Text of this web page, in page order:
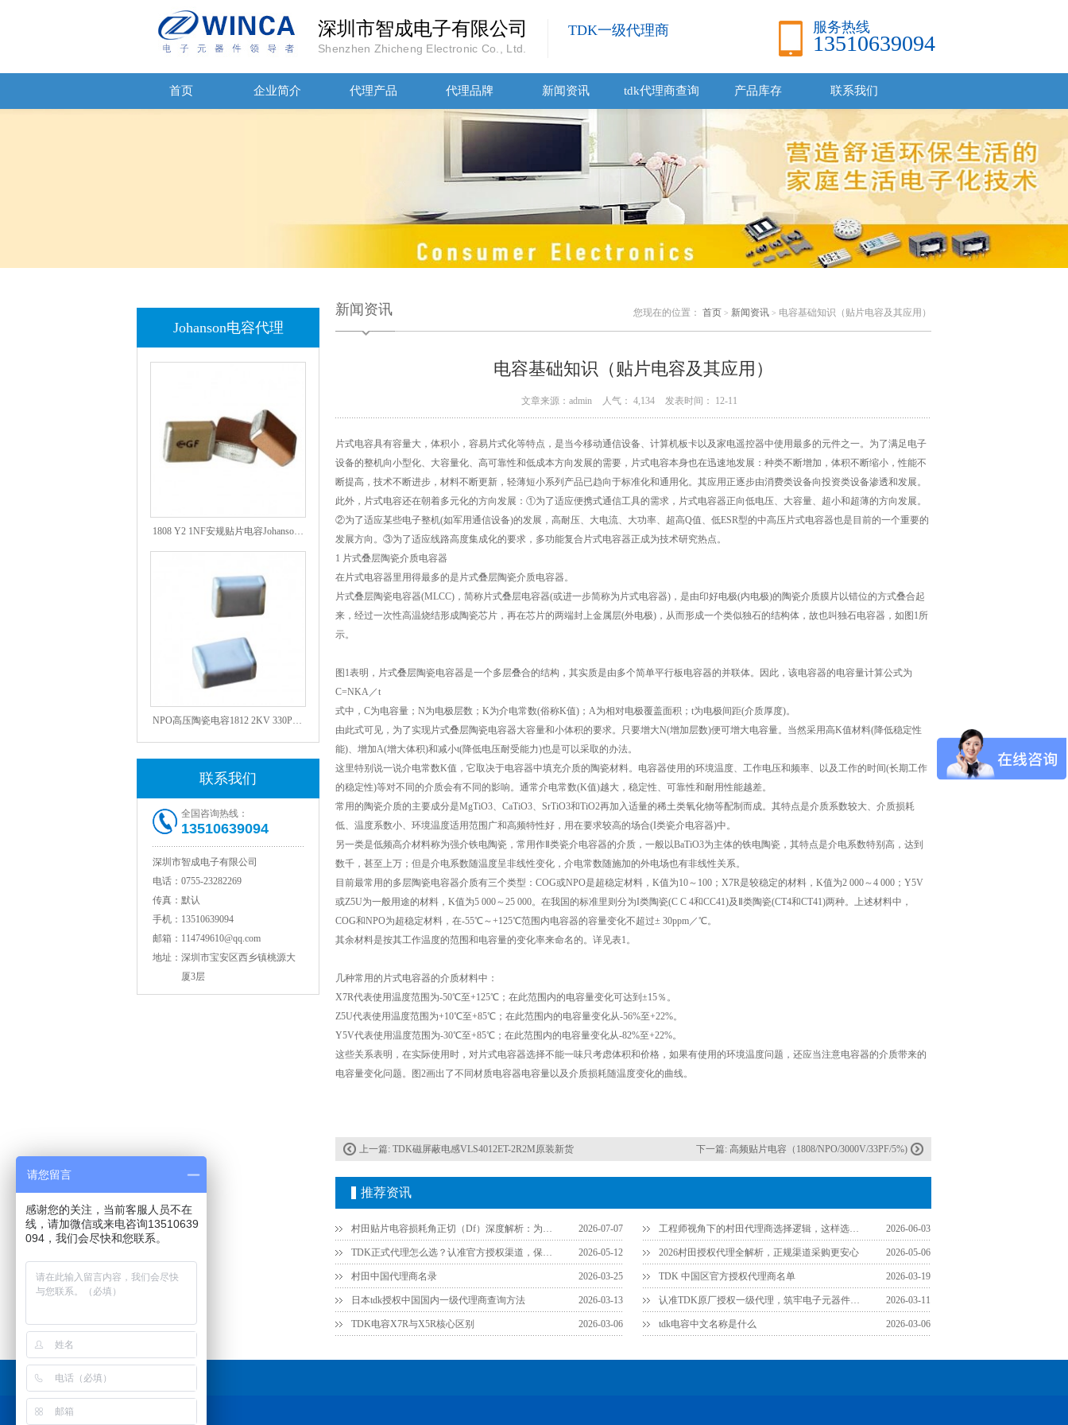
深圳市智成电子有限公司
Shenzhen Zhicheng Electronic Co., Ltd.
TDK一级代理商 服务热线
13510639094
首页 企业简介 代理产品 代理品牌 新闻资讯 tdk代理商查询 产品库存 联系我们
Johanson电容代理
1808 Y2 1NF安规贴片电容Johanson品牌
NPO高压陶瓷电容1812 2KV 330PF 5%精度
联系我们
全国咨询热线：
13510639094
深圳市智成电子有限公司
电话： 0755-23282269
传真： 默认
手机： 13510639094
邮箱： 114749610@qq.com
地址： 深圳市宝安区西乡镇桃源大
厦3层
新闻资讯 您现在的位置： 首页 > 新闻资讯 > 电容基础知识（贴片电容及其应用）
电容基础知识（贴片电容及其应用）
文章来源：admin 人气： 4,134 发表时间： 12-11
片式电容具有容量大，体积小，容易片式化等特点，是当今移动通信设备、计算机板卡以及家电遥控器中使用最多的元件之一。为了满足电子
设备的整机向小型化、大容量化、高可靠性和低成本方向发展的需要，片式电容本身也在迅速地发展：种类不断增加，体积不断缩小，性能不
断提高，技术不断进步，材料不断更新，轻薄短小系列产品已趋向于标准化和通用化。其应用正逐步由消费类设备向投资类设备渗透和发展。
此外，片式电容还在朝着多元化的方向发展：①为了适应便携式通信工具的需求，片式电容器正向低电压、大容量、超小和超薄的方向发展。
②为了适应某些电子整机(如军用通信设备)的发展，高耐压、大电流、大功率、超高Q值、低ESR型的中高压片式电容器也是目前的一个重要的
发展方向。③为了适应线路高度集成化的要求，多功能复合片式电容器正成为技术研究热点。
1 片式叠层陶瓷介质电容器
在片式电容器里用得最多的是片式叠层陶瓷介质电容器。
片式叠层陶瓷电容器(MLCC)，简称片式叠层电容器(或进一步简称为片式电容器)，是由印好电极(内电极)的陶瓷介质膜片以错位的方式叠合起
来，经过一次性高温烧结形成陶瓷芯片，再在芯片的两端封上金属层(外电极)，从而形成一个类似独石的结构体，故也叫独石电容器，如图1所
示。
图1表明，片式叠层陶瓷电容器是一个多层叠合的结构，其实质是由多个简单平行板电容器的并联体。因此，该电容器的电容量计算公式为
C=NKA／t
式中，C为电容量；N为电极层数；K为介电常数(俗称K值)；A为相对电极覆盖面积；t为电极间距(介质厚度)。
由此式可见，为了实现片式叠层陶瓷电容器大容量和小体积的要求。只要增大N(增加层数)便可增大电容量。当然采用高K值材料(降低稳定性
能)、增加A(增大体积)和减小t(降低电压耐受能力)也是可以采取的办法。
这里特别说一说介电常数K值，它取决于电容器中填充介质的陶瓷材料。电容器使用的环境温度、工作电压和频率、以及工作的时间(长期工作
的稳定性)等对不同的介质会有不同的影响。通常介电常数(K值)越大，稳定性、可靠性和耐用性能越差。
常用的陶瓷介质的主要成分是MgTiO3、CaTiO3、SrTiO3和TiO2再加入适量的稀土类氧化物等配制而成。其特点是介质系数较大、介质损耗
低、温度系数小、环境温度适用范围广和高频特性好，用在要求较高的场合(I类瓷介电容器)中。
另一类是低频高介材料称为强介铁电陶瓷，常用作Ⅱ类瓷介电容器的介质，一般以BaTiO3为主体的铁电陶瓷，其特点是介电系数特别高，达到
数千，甚至上万；但是介电系数随温度呈非线性变化，介电常数随施加的外电场也有非线性关系。
目前最常用的多层陶瓷电容器介质有三个类型：COG或NPO是超稳定材料，K值为10～100；X7R是较稳定的材料，K值为2 000～4 000；Y5V
或Z5U为一般用途的材料，K值为5 000～25 000。在我国的标准里则分为I类陶瓷(C C 4和CC41)及Ⅱ类陶瓷(CT4和CT41)两种。上述材料中，
COG和NPO为超稳定材料，在-55℃～+125℃范围内电容器的容量变化不超过± 30ppm／℃。
其余材料是按其工作温度的范围和电容量的变化率来命名的。详见表1。
几种常用的片式电容器的介质材料中：
X7R代表使用温度范围为-50℃至+125℃；在此范围内的电容量变化可达到±15％。
Z5U代表使用温度范围为+10℃至+85℃；在此范围内的电容量变化从-56%至+22%。
Y5V代表使用温度范围为-30℃至+85℃；在此范围内的电容量变化从-82%至+22%。
这些关系表明，在实际使用时，对片式电容器选择不能一味只考虑体积和价格，如果有使用的环境温度问题，还应当注意电容器的介质带来的
电容量变化问题。图2画出了不同材质电容器电容量以及介质损耗随温度变化的曲线。
上一篇: TDK磁屏蔽电感VLS4012ET-2R2M原装新货 下一篇: 高频贴片电容（1808/NPO/3000V/33PF/5%)
推荐资讯
村田贴片电容损耗角正切（Df）深度解析：为什么说它是衡量品质的关键参数？ 2026-07-07 工程师视角下的村田代理商选择逻辑，这样选少走弯路 2026-06-03
TDK正式代理怎么选？认准官方授权渠道，保障供应链安全 2026-05-12 2026村田授权代理全解析，正规渠道采购更安心 2026-05-06
村田中国代理商名录 2026-03-25 TDK 中国区官方授权代理商名单 2026-03-19
日本tdk授权中国国内一级代理商查询方法 2026-03-13 认准TDK原厂授权一级代理，筑牢电子元器件采购品质防线 2026-03-11
TDK电容X7R与X5R核心区别 2026-03-06 tdk电容中文名称是什么 2026-03-06
请您留言
感谢您的关注，当前客服人员不在
线，请加微信或来电咨询13510639
094，我们会尽快和您联系。